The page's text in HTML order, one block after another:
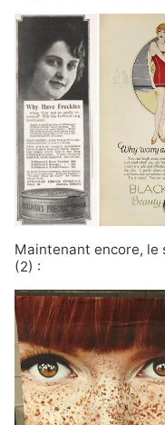
Maintenant encore,
(2) :